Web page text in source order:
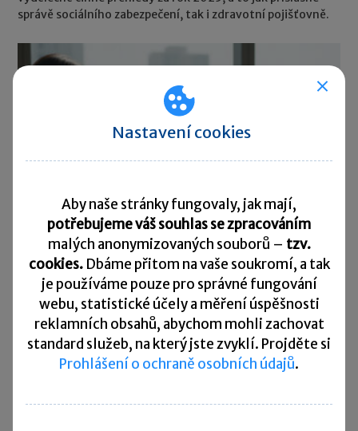
správě sociálního zabezpečení, tak i zdravotní pojišťovně.
E-shopy čeká nová povinnost. Od
června 2026 přibude tlačítko pro odstoupení
od smlouvy
05. 06. 2026
Provozovatelé e-shopů budou muset už od června 2026
evropská legislativa totiž zavádí povinné „tlačítko pro
Nastavení cookies
Aby naše stránky fungovaly, jak mají,
potřebujeme váš souhlas se zpracováním
malých anonymizovaných souborů – tzv.
cookies. Dbáme přitom na vaše soukromí, a tak
je používáme pouze pro správné fungování
webu, statistické účely a měření úspěšnosti
reklamních obsahů, abychom mohli zachovat
standard služeb, na který jste zvyklí. Projděte si
Prohlášení o ochraně osobních údajů.